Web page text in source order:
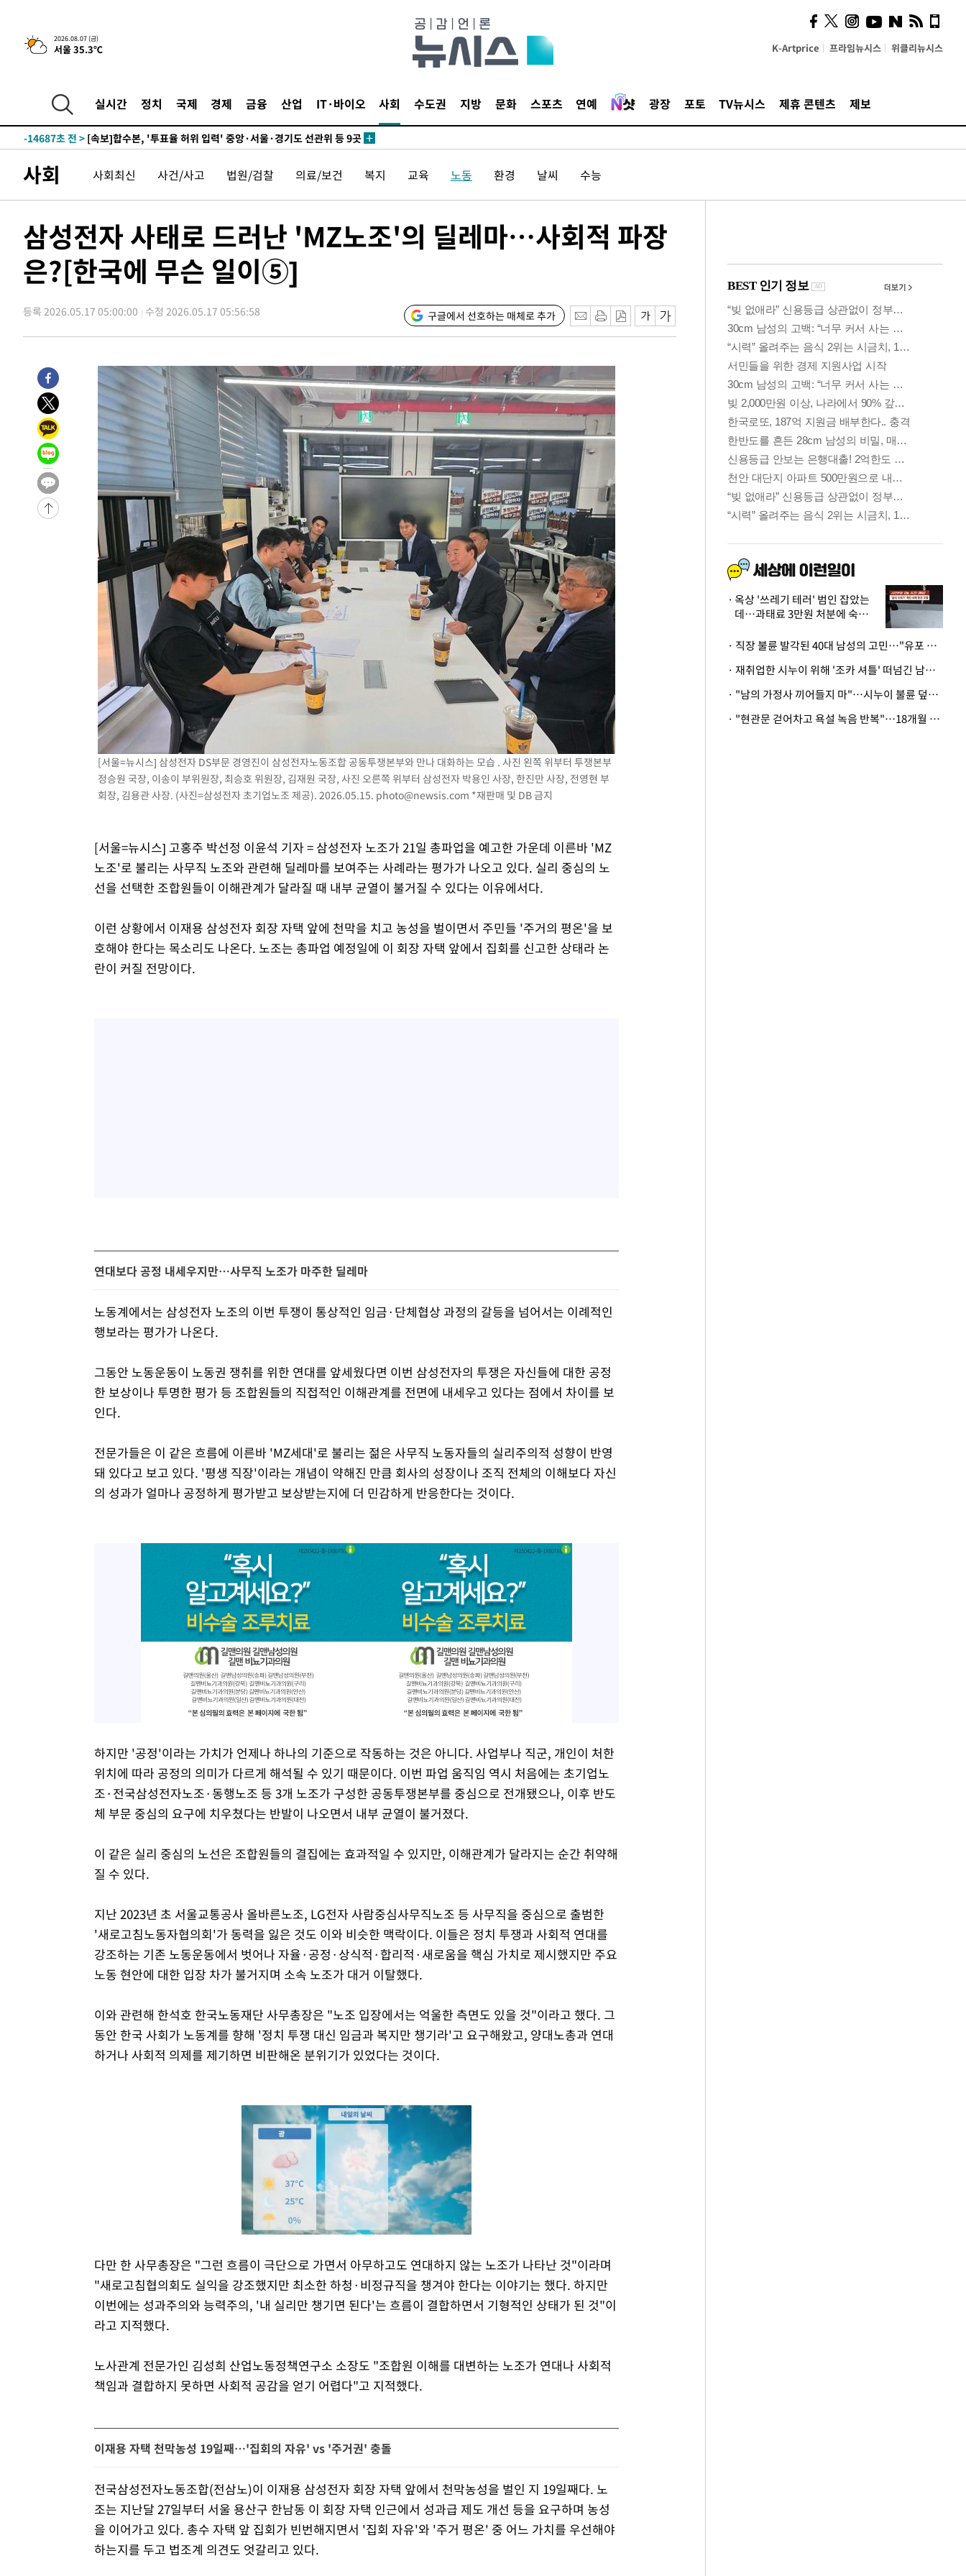
2026.08.07 (금)
서울 35.3℃ K-Artprice 프라임뉴시스 위클리뉴시스
실시간 정치 국제 경제 금융 산업 IT·바이오 사회 수도권 지방 문화 스포츠 연예 광장 포토 TV뉴시스 제휴 콘텐츠 제보
-21249초 전 >[속보]종합특검, '관저이전 봐주기 감사' 유병호 구속기소
-17849초 전 >민주 콩고 에볼라환자 4천명 돌파, 4053명 발생 1850명 사망
-16293초 전 >
"미 전국적 살모네라 식중독 원인은 멕시코산 할라피뇨"-- CDC
-14806초 전 >
-14687초 전 > [속보]합수본, '투표율 허위 입력' 중앙·서울·경기도 선관위 등 9곳
-14238초 전 >
[속보]삼성전자·SK하이닉스 동반 강보합…1%대 상승 출발
-14224초 전 >[속보]코스닥, 5.95포인트(0.74%) 상승한 807.62개장
-11357초 전 >시리아 다마스쿠스 교외에서 미니버스 폭발.. 14명 부상, 3명은 중
태
-10655초 전 >입추에도 극한더위…서울 낮 39도 '폭염중대경보'
-5619초 전 >이란, 호르무즈서 "적국 목표물들"과 대치로 남부 케슘섬에서 두차
효
-2485초 전 >[속보]트럼프, 美 원정출산 금지 행정명령 서명
-185초 전 >[속보] 뉴욕증시, 일제 하락 마감…나스닥 0.06%↓
-24243초 전 >
[속보] 7월 중국 수출 23.9%↑ 수입 27.5%↑…무역총액
25.3%↑
-21403초 전 >
[속보]'채상병 순직 책임' 임성근, 항소심도 징역 3년
-21269초 전 >
[속보]종합특검, '관저이전 봐주기 감사' 유병호 구속기소
-17869초 전 >
민주 콩고 에볼라환자 4천명 돌파, 4053명 발생 1850명 사망
-17119초 전 >
[속보]'300억원대 사기 혐의' 차가원 대표 구속 송치
-16313초 전 >
"미 전국적 살모네라 식중독 원인은 멕시코산 할라피뇨"-- CDC
-14826초 전 >
[속보]경찰·노동부, HL만도 평택사업장 끼임 사망 관련 압수수색
-14707초 전 >
[속보]합수본, '투표율 허위 입력' 중앙·서울·경기도 선관위 등 9곳
[속보]원·달러 환율, 오전 9시 1423.8원
[속보]삼성전자·SK하이닉스 동반 강보합…1%대 상승 출발
[속보]코스닥, 5.95포인트(0.74%) 상승한 807.62개장
[속보]코스피, 6300선 재탈환…1.09% 오른 6365.07 개장
시리아 다마스쿠스 교외에서 미니버스 폭발.. 14명 부상, 3명은 중
입추에도 극한더위…서울 낮 39도 '폭염중대경보'
이란, 호르무즈서 "적국 목표물들"과 대치로 남부 케슘섬에서 두차
[속보]美, 폴리실리콘 수입 규제…파생제품 15% 관세, 120일 후 발
[속보]트럼프, 美 원정출산 금지 행정명령 서명
[속보] 뉴욕증시, 일제 하락 마감…나스닥 0.06%↓
사회 사회최신 사건/사고 법원/검찰 의료/보건 복지 교육 노동 환경 날씨 수능
삼성전자 사태로 드러난 'MZ노조'의 딜레마…사회적 파장
은?[한국에 무슨 일이⑤]
등록 2026.05.17 05:00:00 수정 2026.05.17 05:56:58 구글에서 선호하는 매체로 추가
[서울=뉴시스] 삼성전자 DS부문 경영진이 삼성전자노동조합 공동투쟁본부와 만나 대화하는 모습 . 사진 왼쪽 위부터 투쟁본부
정승원 국장, 이송이 부위원장, 최승호 위원장, 김재원 국장, 사진 오른쪽 위부터 삼성전자 박용인 사장, 한진만 사장, 전영현 부
회장, 김용관 사장. (사진=삼성전자 초기업노조 제공). 2026.05.15. photo@newsis.com *재판매 및 DB 금지
[서울=뉴시스] 고홍주 박선정 이윤석 기자 = 삼성전자 노조가 21일 총파업을 예고한 가운데 이른바 'MZ
노조'로 불리는 사무직 노조와 관련해 딜레마를 보여주는 사례라는 평가가 나오고 있다. 실리 중심의 노
선을 선택한 조합원들이 이해관계가 달라질 때 내부 균열이 불거질 수 있다는 이유에서다.
이런 상황에서 이재용 삼성전자 회장 자택 앞에 천막을 치고 농성을 벌이면서 주민들 '주거의 평온'을 보
호해야 한다는 목소리도 나온다. 노조는 총파업 예정일에 이 회장 자택 앞에서 집회를 신고한 상태라 논
란이 커질 전망이다.
연대보다 공정 내세우지만…사무직 노조가 마주한 딜레마
노동계에서는 삼성전자 노조의 이번 투쟁이 통상적인 임금·단체협상 과정의 갈등을 넘어서는 이례적인
행보라는 평가가 나온다.
그동안 노동운동이 노동권 쟁취를 위한 연대를 앞세웠다면 이번 삼성전자의 투쟁은 자신들에 대한 공정
한 보상이나 투명한 평가 등 조합원들의 직접적인 이해관계를 전면에 내세우고 있다는 점에서 차이를 보
인다.
전문가들은 이 같은 흐름에 이른바 'MZ세대'로 불리는 젊은 사무직 노동자들의 실리주의적 성향이 반영
돼 있다고 보고 있다. '평생 직장'이라는 개념이 약해진 만큼 회사의 성장이나 조직 전체의 이해보다 자신
의 성과가 얼마나 공정하게 평가받고 보상받는지에 더 민감하게 반응한다는 것이다.
하지만 '공정'이라는 가치가 언제나 하나의 기준으로 작동하는 것은 아니다. 사업부나 직군, 개인이 처한
위치에 따라 공정의 의미가 다르게 해석될 수 있기 때문이다. 이번 파업 움직임 역시 처음에는 초기업노
조·전국삼성전자노조·동행노조 등 3개 노조가 구성한 공동투쟁본부를 중심으로 전개됐으나, 이후 반도
체 부문 중심의 요구에 치우쳤다는 반발이 나오면서 내부 균열이 불거졌다.
이 같은 실리 중심의 노선은 조합원들의 결집에는 효과적일 수 있지만, 이해관계가 달라지는 순간 취약해
질 수 있다.
지난 2023년 초 서울교통공사 올바른노조, LG전자 사람중심사무직노조 등 사무직을 중심으로 출범한
'새로고침노동자협의회'가 동력을 잃은 것도 이와 비슷한 맥락이다. 이들은 정치 투쟁과 사회적 연대를
강조하는 기존 노동운동에서 벗어나 자율·공정·상식적·합리적·새로움을 핵심 가치로 제시했지만 주요
노동 현안에 대한 입장 차가 불거지며 소속 노조가 대거 이탈했다.
이와 관련해 한석호 한국노동재단 사무총장은 "노조 입장에서는 억울한 측면도 있을 것"이라고 했다. 그
동안 한국 사회가 노동계를 향해 '정치 투쟁 대신 임금과 복지만 챙기라'고 요구해왔고, 양대노총과 연대
하거나 사회적 의제를 제기하면 비판해온 분위기가 있었다는 것이다.
Mute
다만 한 사무총장은 "그런 흐름이 극단으로 가면서 아무하고도 연대하지 않는 노조가 나타난 것"이라며
"새로고침협의회도 실익을 강조했지만 최소한 하청·비정규직을 챙겨야 한다는 이야기는 했다. 하지만
이번에는 성과주의와 능력주의, '내 실리만 챙기면 된다'는 흐름이 결합하면서 기형적인 상태가 된 것"이
라고 지적했다.
노사관계 전문가인 김성희 산업노동정책연구소 소장도 "조합원 이해를 대변하는 노조가 연대나 사회적
책임과 결합하지 못하면 사회적 공감을 얻기 어렵다"고 지적했다.
이재용 자택 천막농성 19일째…'집회의 자유' vs '주거권' 충돌
전국삼성전자노동조합(전삼노)이 이재용 삼성전자 회장 자택 앞에서 천막농성을 벌인 지 19일째다. 노
조는 지난달 27일부터 서울 용산구 한남동 이 회장 자택 인근에서 성과급 제도 개선 등을 요구하며 농성
을 이어가고 있다. 총수 자택 앞 집회가 빈번해지면서 '집회 자유'와 '주거 평온' 중 어느 가치를 우선해야
하는지를 두고 법조계 의견도 엇갈리고 있다.
시, 스마트폰 액세서리에
NFC 더했다
옥상 '쓰레기 테러' 범인 잡았는
데…과태료 3만원 처분에 숙박업
· 직장 불륜 발각된 40대 남성의 고민…"유포 동료 명예훼손·협박죄 고소 가능할까"
· 재취업한 시누이 위해 '조카 셔틀' 떠넘긴 남편…아내 "난 못한다"
· "남의 가정사 끼어들지 마"…시누이 불륜 덮으려는 남편에 억울한 아내
· "현관문 걷어차고 욕설 녹음 반복"…18개월 아기 키우는 집 뒤흔든 '앞집의 비극'